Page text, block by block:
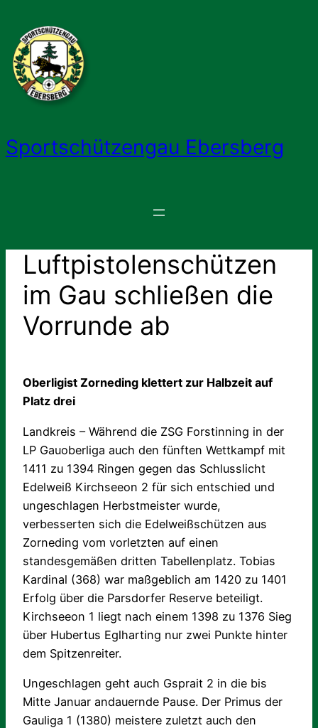
Inhalt
springen
Sportschützengau Ebersberg
Luftpistolenschützen
im Gau schließen die
Vorrunde ab
Oberligist Zorneding klettert zur Halbzeit auf
Platz drei
Landkreis – Während die ZSG Forstinning in der
LP Gauoberliga auch den fünften Wettkampf mit
1411 zu 1394 Ringen gegen das Schlusslicht
Edelweiß Kirchseeon 2 für sich entschied und
ungeschlagen Herbstmeister wurde,
verbesserten sich die Edelweißschützen aus
Zorneding vom vorletzten auf einen
standesgemäßen dritten Tabellenplatz. Tobias
Kardinal (368) war maßgeblich am 1420 zu 1401
Erfolg über die Parsdorfer Reserve beteiligt.
Kirchseeon 1 liegt nach einem 1398 zu 1376 Sieg
über Hubertus Eglharting nur zwei Punkte hinter
dem Spitzenreiter.
Ungeschlagen geht auch Gsprait 2 in die bis
Mitte Januar andauernde Pause. Der Primus der
Gauliga 1 (1380) meistere zuletzt auch den